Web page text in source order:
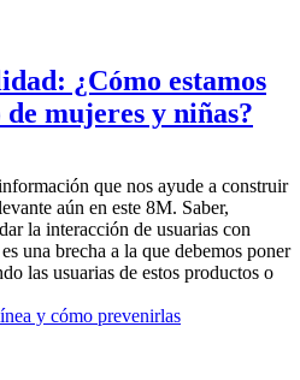
¿Cómo estamos
de mujeres y niñas?
que nos ayude a construir
aún en este 8M. Saber,
la interacción de usuarias con
una brecha a la que debemos poner
las usuarias de estos productos o